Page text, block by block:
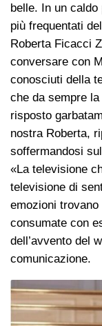
belle. In un caldo
più frequentati
Roberta Ficacci
conversare con
conosciuti della
che da sempre
risposto
nostra Roberta,
soffermandosi
«La televisione
televisione di
emozioni
consumate con
dell’avvento del
comunicazione.